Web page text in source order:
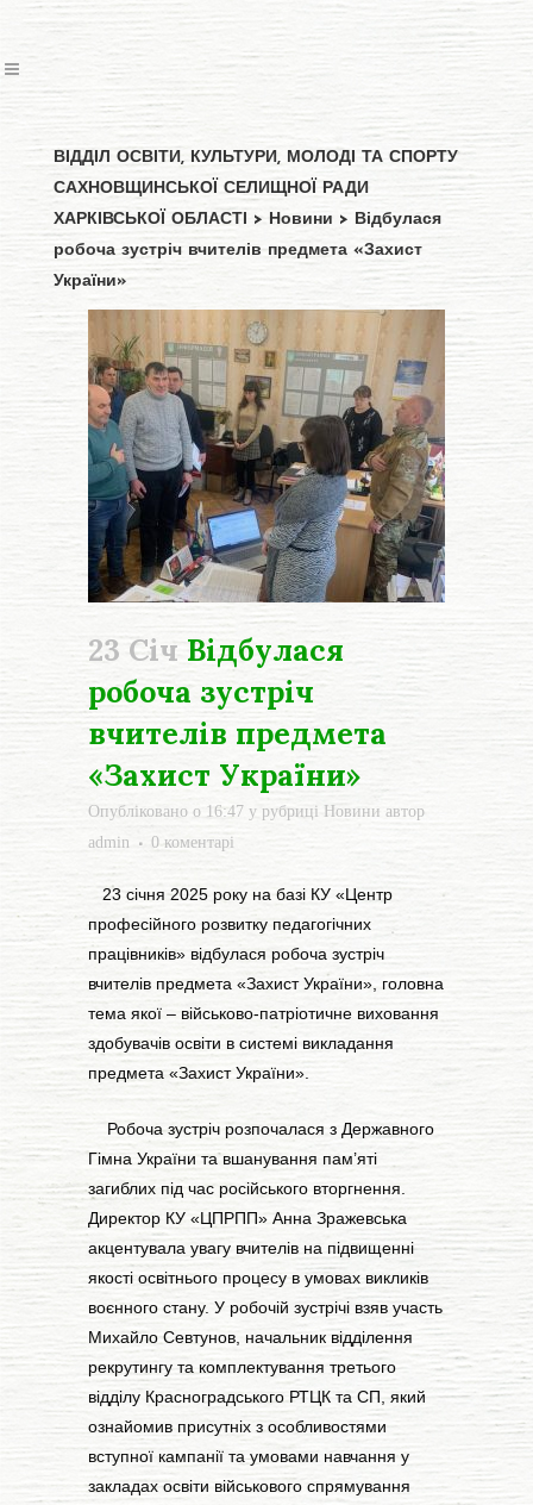
ВІДДІЛ ОСВІТИ, КУЛЬТУРИ, МОЛОДІ ТА СПОРТУ
САХНОВЩИНСЬКОЇ СЕЛИЩНОЇ РАДИ
ХАРКІВСЬКОЇ ОБЛАСТІ > Новини > Відбулася
робоча зустріч вчителів предмета «Захист
України»
23 Січ Відбулася
робоча зустріч
вчителів предмета
«Захист України»
Опубліковано о 16:47 у рубриці Новини автор
admin
0 коментарі
23 січня 2025 року на базі КУ «Центр
професійного розвитку педагогічних
працівників» відбулася робоча зустріч
вчителів предмета «Захист України», головна
тема якої – військово-патріотичне виховання
здобувачів освіти в системі викладання
предмета «Захист України».
Робоча зустріч розпочалася з Державного
Гімна України та вшанування пам’яті
загиблих під час російського вторгнення.
Директор КУ «ЦПРПП» Анна Зражевська
акцентувала увагу вчителів на підвищенні
якості освітнього процесу в умовах викликів
воєнного стану. У робочій зустрічі взяв участь
Михайло Севтунов, начальник відділення
рекрутингу та комплектування третього
відділу Красноградського РТЦК та СП, який
ознайомив присутніх з особливостями
вступної кампанії та умовами навчання у
закладах освіти військового спрямування